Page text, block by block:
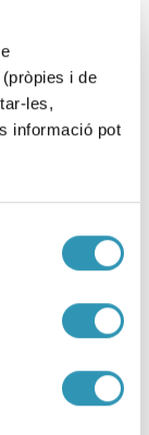
i de
les,
informació pot